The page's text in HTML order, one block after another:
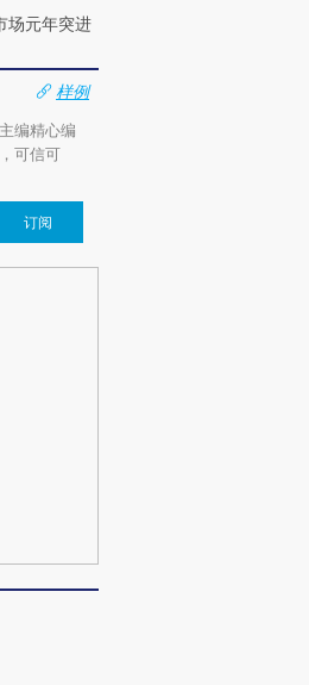
场元年突进
样例
编精心编
可信可
订阅